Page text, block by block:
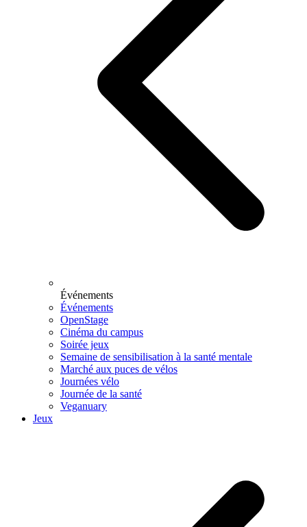
Événements
Événements
OpenStage
Cinéma du campus
Soirée jeux
Semaine de sensibilisation à la santé mentale
Marché aux puces de vélos
Journées vélo
Journée de la santé
Veganuary
Jeux